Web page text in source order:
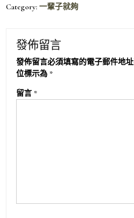
Category: 一輩子就夠
發佈留言
發佈留言必須填寫的電子郵件地
位標示為 *
留言 *